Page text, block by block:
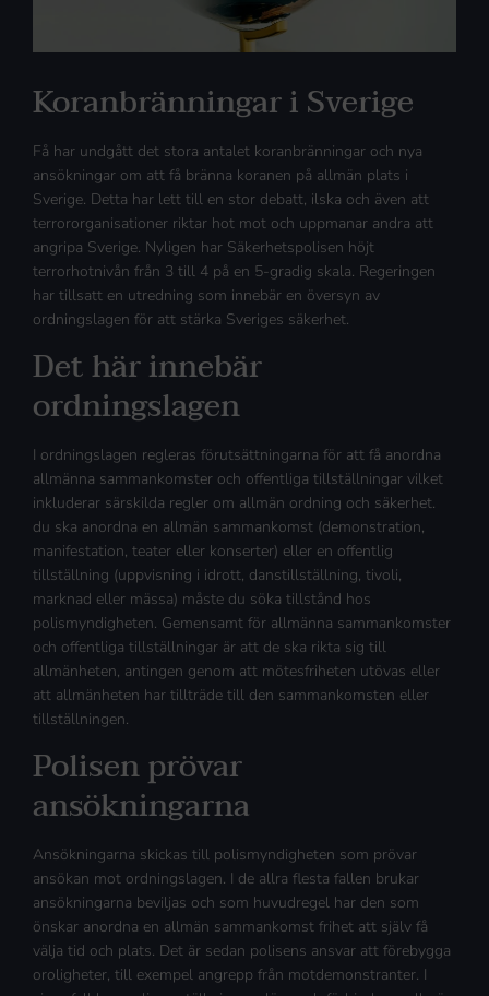
Koranbränningar i Sverige
Få har undgått det stora antalet koranbränningar och nya
ansökningar om att få bränna koranen på allmän plats i
Sverige. Detta har lett till en stor debatt, ilska och även att
terrororganisationer riktar hot mot och uppmanar andra att
angripa Sverige. Nyligen har Säkerhetspolisen höjt
terrorhotnivån från 3 till 4 på en 5-gradig skala. Regeringen
har tillsatt en utredning som innebär en översyn av
ordningslagen för att stärka Sveriges säkerhet.
Det här innebär
ordningslagen
I ordningslagen regleras förutsättningarna för att få anordna
allmänna sammankomster och offentliga tillställningar vilket
inkluderar särskilda regler om allmän ordning och säkerhet.
du ska anordna en allmän sammankomst (demonstration,
manifestation, teater eller konserter) eller en offentlig
tillställning (uppvisning i idrott, danstillställning, tivoli,
marknad eller mässa) måste du söka tillstånd hos
polismyndigheten. Gemensamt för allmänna sammankomster
och offentliga tillställningar är att de ska rikta sig till
allmänheten, antingen genom att mötesfriheten utövas eller
att allmänheten har tillträde till den sammankomsten eller
tillställningen.
Polisen prövar
ansökningarna
Ansökningarna skickas till polismyndigheten som prövar
ansökan mot ordningslagen. I de allra flesta fallen brukar
ansökningarna beviljas och som huvudregel har den som
önskar anordna en allmän sammankomst frihet att själv få
välja tid och plats. Det är sedan polisens ansvar att förebygga
oroligheter, till exempel angrepp från motdemonstranter. I